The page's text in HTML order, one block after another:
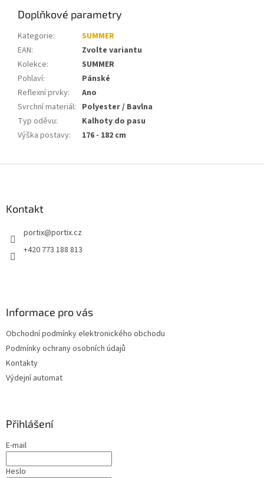
Doplňkové parametry
Kategorie:
SUMMER
EAN:
Zvolte variantu
Kolekce:
SUMMER
Pohlaví:
Pánské
Reflexní prvky:
Ano
Svrchní materiál: Polyester / Bavlna
Typ oděvu:
Kalhoty do pasu
Výška postavy: 176 - 182 cm
Kontakt
portix@portix.cz
+420 773 188 813
Informace pro vás
Obchodní podmínky elektronického obchodu
Podmínky ochrany osobních údajů
Kontakty
Výdejní automat
Přihlášení
E-mail
Heslo